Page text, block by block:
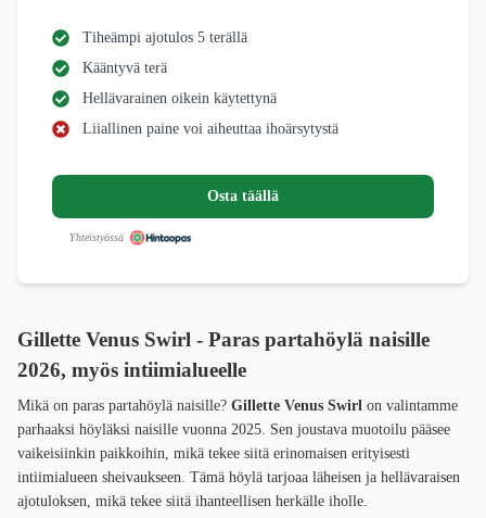
Tiheämpi ajotulos 5 terällä
Kääntyvä terä
Hellävarainen oikein käytettynä
Liiallinen paine voi aiheuttaa ihoärsytystä
Osta täällä
Yhteistyössä
Gillette Venus Swirl - Paras partahöylä naisille
2026, myös intiimialueelle
Mikä on paras partahöylä naisille? Gillette Venus Swirl on valintamme
parhaaksi höyläksi naisille vuonna 2025. Sen joustava muotoilu pääsee
vaikeisiinkin paikkoihin, mikä tekee siitä erinomaisen erityisesti
intiimialueen sheivaukseen. Tämä höylä tarjoaa läheisen ja hellävaraisen
ajotuloksen, mikä tekee siitä ihanteellisen herkälle iholle.